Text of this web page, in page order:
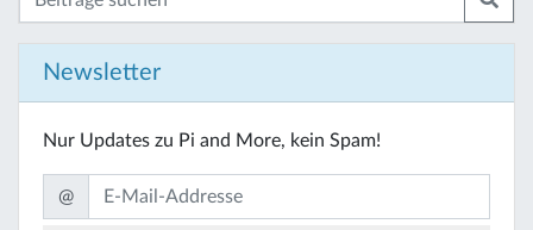
Newsletter
Nur Updates zu Pi and More, kein Spam!
@